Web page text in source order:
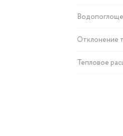
Отклонение
Тепловое